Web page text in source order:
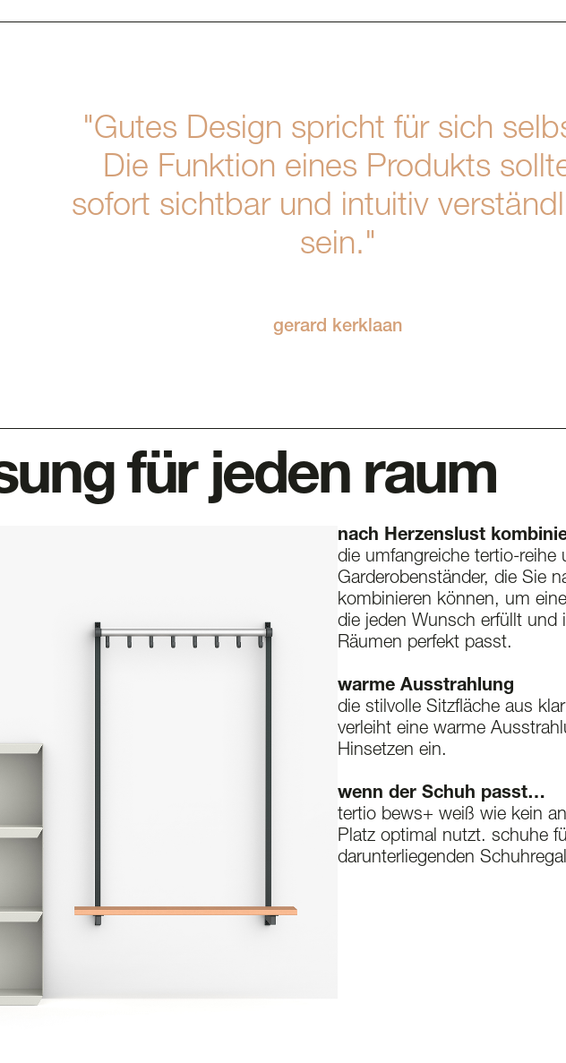
"Gutes Design spricht für sich
Die Funktion eines Produkts
sofort sichtbar und intuitiv
sein."
gerard kerklaan
für jeden raum
nach Herzenslust
die umfangreiche tertio-reihe
Garderobenständer, die Sie
kombinieren können, um
die jeden Wunsch erfüllt und
Räumen perfekt passt.
warme Ausstrahlung
die stilvolle Sitzfläche aus
verleiht eine warme
Hinsetzen ein.
wenn der Schuh passt…
tertio bews+ weiß wie kein
Platz optimal nutzt. schuhe
darunterliegenden